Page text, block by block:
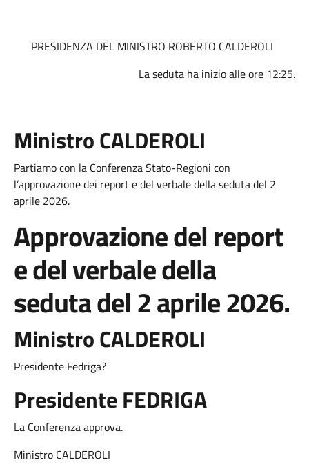
PRESIDENZA DEL MINISTRO ROBERTO CALDEROLI
La seduta ha inizio alle ore 12:25.
Ministro CALDEROLI
Partiamo con la Conferenza Stato-Regioni con
l’approvazione dei report e del verbale della seduta del 2
aprile 2026.
Approvazione del report
e del verbale della
seduta del 2 aprile 2026.
Ministro CALDEROLI
Presidente Fedriga?
Presidente FEDRIGA
La Conferenza approva.
Ministro CALDEROLI